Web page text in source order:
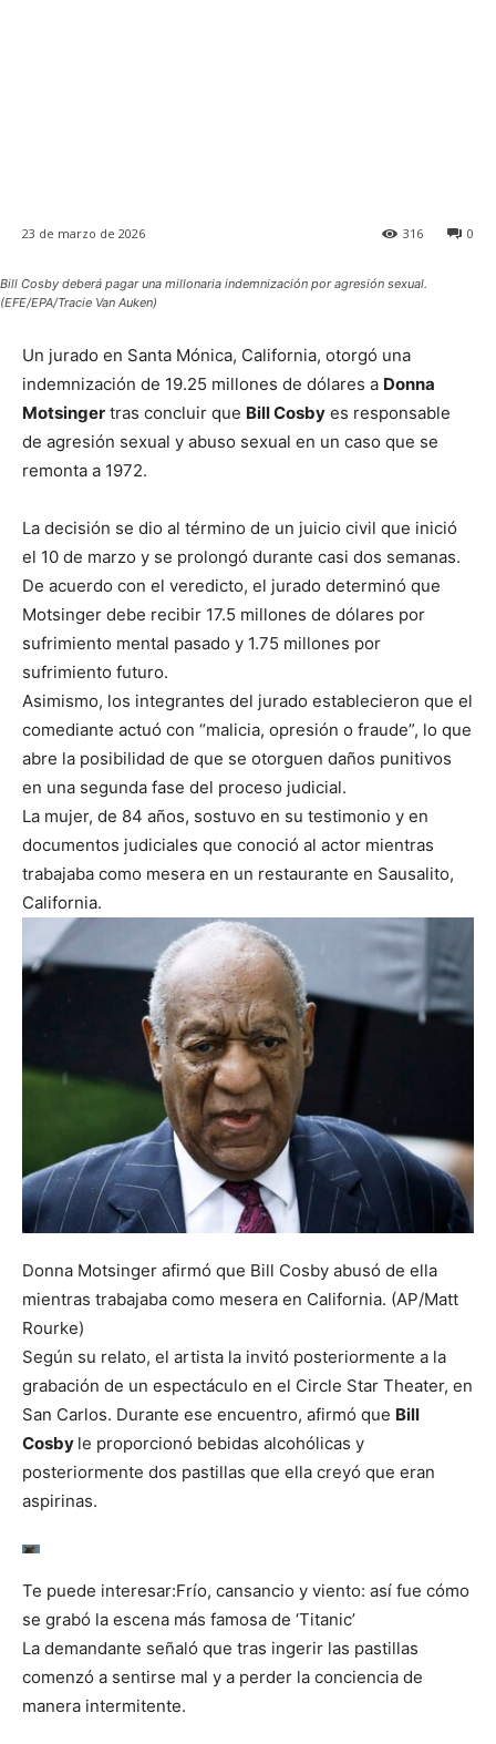
23 de marzo de 2026 0
316
Bill Cosby deberá pagar una millonaria indemnización por agresión sexual.
(EFE/EPA/Tracie Van Auken)
Un jurado en Santa Mónica, California, otorgó una
indemnización de 19.25 millones de dólares a Donna
Motsinger tras concluir que Bill Cosby es responsable
de agresión sexual y abuso sexual en un caso que se
remonta a 1972.
La decisión se dio al término de un juicio civil que inició
el 10 de marzo y se prolongó durante casi dos semanas.
De acuerdo con el veredicto, el jurado determinó que
Motsinger debe recibir 17.5 millones de dólares por
sufrimiento mental pasado y 1.75 millones por
sufrimiento futuro.
Asimismo, los integrantes del jurado establecieron que el
comediante actuó con “malicia, opresión o fraude”, lo que
abre la posibilidad de que se otorguen daños punitivos
en una segunda fase del proceso judicial.
La mujer, de 84 años, sostuvo en su testimonio y en
documentos judiciales que conoció al actor mientras
trabajaba como mesera en un restaurante en Sausalito,
California.
Donna Motsinger afirmó que Bill Cosby abusó de ella
mientras trabajaba como mesera en California. (AP/Matt
Rourke)
Según su relato, el artista la invitó posteriormente a la
grabación de un espectáculo en el Circle Star Theater, en
San Carlos. Durante ese encuentro, afirmó que Bill
Cosby le proporcionó bebidas alcohólicas y
posteriormente dos pastillas que ella creyó que eran
aspirinas.
Te puede interesar:Frío, cansancio y viento: así fue cómo
se grabó la escena más famosa de ‘Titanic’
La demandante señaló que tras ingerir las pastillas
comenzó a sentirse mal y a perder la conciencia de
manera intermitente.